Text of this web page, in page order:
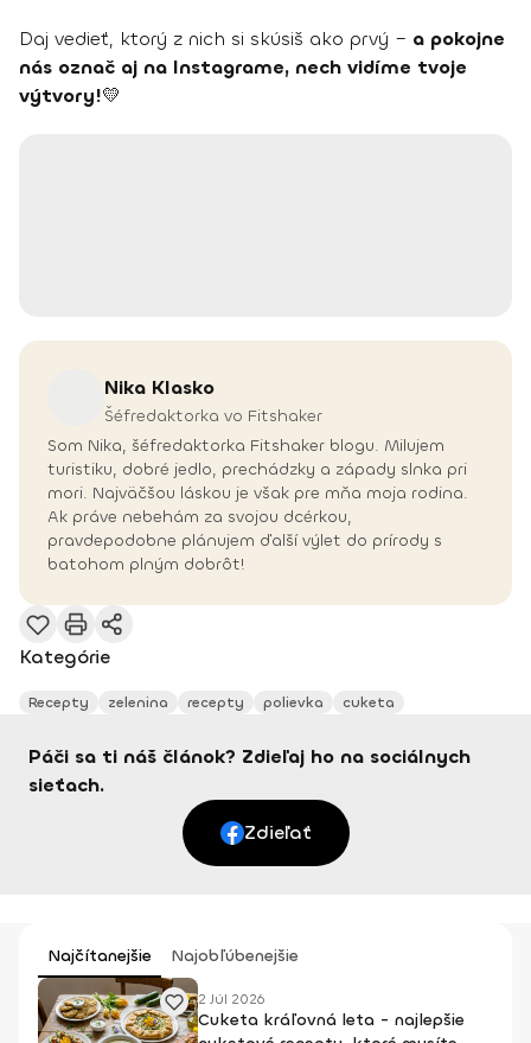
Daj vedieť, ktorý z nich si skúsiš ako prvý – a pokojne
nás označ aj na Instagrame, nech vidíme tvoje
výtvory!💛
Nika Klasko
Šéfredaktorka vo Fitshaker
Som Nika, šéfredaktorka Fitshaker blogu. Milujem
turistiku, dobré jedlo, prechádzky a západy slnka pri
mori. Najväčšou láskou je však pre mňa moja rodina.
Ak práve nebehám za svojou dcérkou,
pravdepodobne plánujem ďalší výlet do prírody s
batohom plným dobrôt!
Kategórie
Recepty zelenina recepty polievka cuketa
Páči sa ti náš článok? Zdieľaj ho na sociálnych
sieťach.
Zdieľať
Najčítanejšie Najobľúbenejšie
2 Júl 2026
Cuketa kráľovná leta - najlepšie